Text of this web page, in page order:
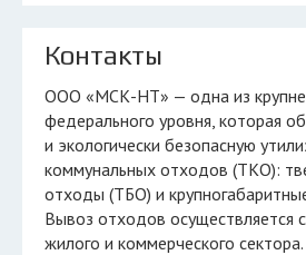
Контакты
ООО «МСК-НТ» — одна из крупнейших компаний
федерального уровня, которая
и экологически безопасную
коммунальных отходов (ТКО):
отходы (ТБО) и
Вывоз отходов осуществляется
жилого и коммерческого сектора.